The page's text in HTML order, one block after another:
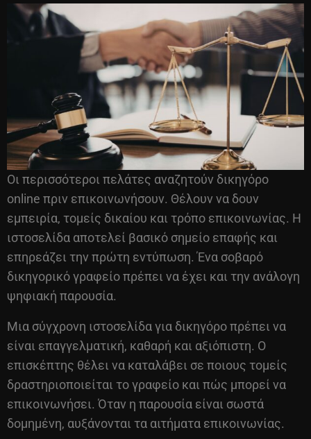
Οι περισσότεροι πελάτες αναζητούν δικηγόρο
online πριν επικοινωνήσουν. Θέλουν να δουν
εμπειρία, τομείς δικαίου και τρόπο επικοινωνίας. Η
ιστοσελίδα αποτελεί βασικό σημείο επαφής και
επηρεάζει την πρώτη εντύπωση. Ένα σοβαρό
δικηγορικό γραφείο πρέπει να έχει και την ανάλογη
ψηφιακή παρουσία.
Μια σύγχρονη ιστοσελίδα για δικηγόρο πρέπει να
είναι επαγγελματική, καθαρή και αξιόπιστη. Ο
επισκέπτης θέλει να καταλάβει σε ποιους τομείς
δραστηριοποιείται το γραφείο και πώς μπορεί να
επικοινωνήσει. Όταν η παρουσία είναι σωστά
δομημένη, αυξάνονται τα αιτήματα επικοινωνίας.